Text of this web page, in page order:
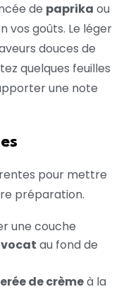
de paprika ou
vos goûts. Le léger
douces de
quelques feuilles
une note
pour mettre
préparation.
une couche
au fond de
de crèmeà la